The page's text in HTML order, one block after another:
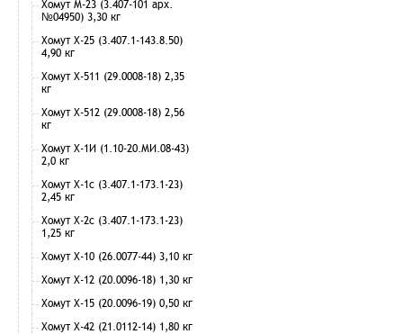
Хомут М-23 (3.407-101 арх.
№04950) 3,30 кг
Хомут Х-25 (3.407.1-143.8.50)
4,90 кг
Хомут Х-511 (29.0008-18) 2,35
кг
Хомут Х-512 (29.0008-18) 2,56
кг
Хомут Х-1И (1.10-20.МИ.08-43)
2,0 кг
Хомут Х-1с (3.407.1-173.1-23)
2,45 кг
Хомут Х-2с (3.407.1-173.1-23)
1,25 кг
Хомут Х-10 (26.0077-44) 3,10 кг
Хомут Х-12 (20.0096-18) 1,30 кг
Хомут Х-15 (20.0096-19) 0,50 кг
Хомут Х-42 (21.0112-14) 1,80 кг